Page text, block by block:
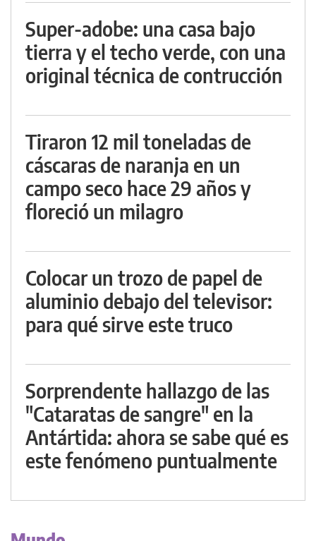
Super-adobe: una casa bajo
tierra y el techo verde, con una
original técnica de contrucción
Tiraron 12 mil toneladas de
cáscaras de naranja en un
campo seco hace 29 años y
floreció un milagro
Colocar un trozo de papel de
aluminio debajo del televisor:
para qué sirve este truco
Sorprendente hallazgo de las
"Cataratas de sangre" en la
Antártida: ahora se sabe qué es
este fenómeno puntualmente